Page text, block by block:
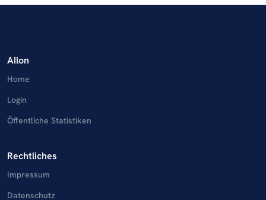
AIlon
Home
Login
Öffentliche Statistiken
Rechtliches
Impressum
Datenschutz